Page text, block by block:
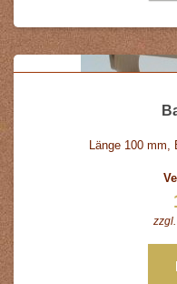
Länge 100 mm,
zzgl.